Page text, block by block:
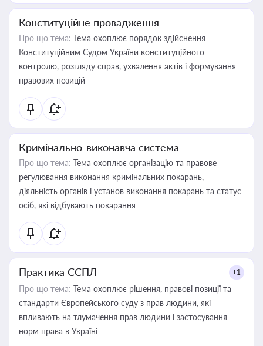
Конституційне провадження
Про що тема: Тема охоплює порядок здійснення
Конституційним Судом України конституційного
контролю, розгляду справ, ухвалення актів і формування
правових позицій
Кримінально-виконавча система
Про що тема: Тема охоплює організацію та правове
регулювання виконання кримінальних покарань,
діяльність органів і установ виконання покарань та статус
осіб, які відбувають покарання
Практика ЄСПЛ +1
Про що тема: Тема охоплює рішення, правові позиції та
стандарти Європейського суду з прав людини, які
впливають на тлумачення прав людини і застосування
норм права в Україні